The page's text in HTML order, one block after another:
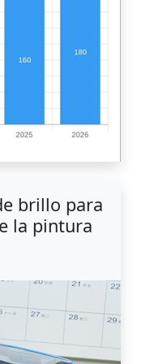
brillo para
la pintura